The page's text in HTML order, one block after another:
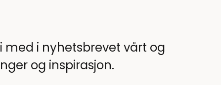
med i nyhetsbrevet vårt og
og inspirasjon.